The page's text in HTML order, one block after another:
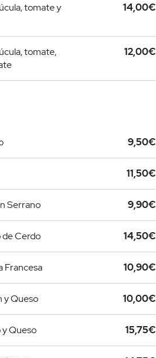
tomate y
14,00€
tomate,
12,00€
9,50€
11,50€
Serrano 9,90€
Cerdo 14,50€
Francesa 10,90€
y Queso 10,00€
Queso 15,75€